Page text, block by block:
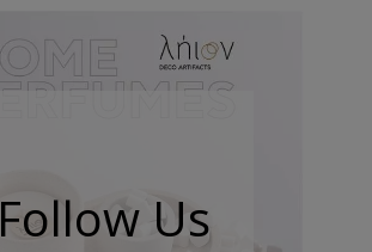
Follow Us